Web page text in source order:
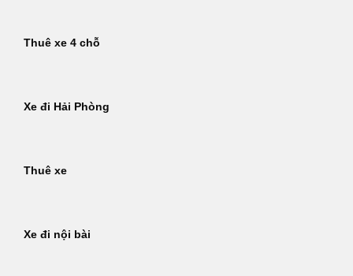
Thuê xe 4 chỗ
Xe đi Hải Phòng
Thuê xe
Xe đi nội bài